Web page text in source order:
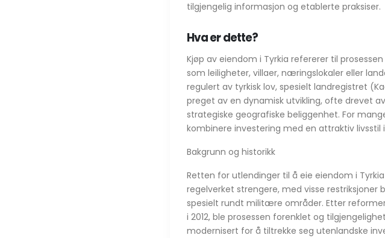
tilgjengelig informasjon og etablerte praksiser.
Hva er dette?
Kjøp av eiendom i Tyrkia refererer til
som leiligheter, villaer, næringslokaler eller
regulert av tyrkisk lov, spesielt landregistret
preget av en dynamisk utvikling, ofte drevet
strategiske geografiske beliggenhet. For
kombinere investering med en attraktiv
Bakgrunn og historikk
Retten for utlendinger til å eie eiendom i
regelverket strengere, med visse
spesielt rundt militære områder. Etter
i 2012, ble prosessen forenklet og
modernisert for å tiltrekke seg utenlandske